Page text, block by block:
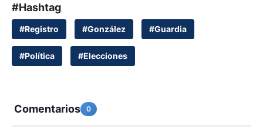
#Hashtag
#Registro #González #Guardia
#Política #Elecciones
Comentarios 0